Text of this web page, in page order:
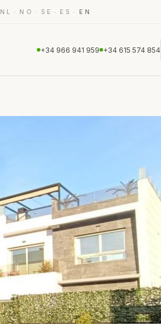
NL · NO · SE · ES · EN
+34 966 941 959 +34 615 574 854